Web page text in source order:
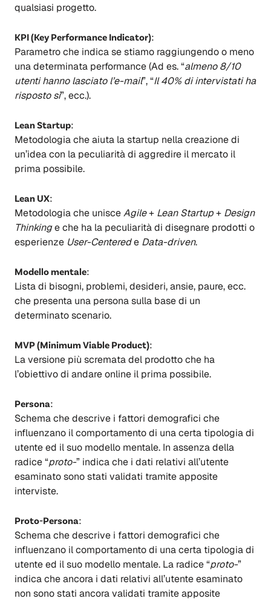
qualsiasi progetto.
KPI (Key Performance Indicator):
Parametro che indica se stiamo raggiungendo o meno
una determinata performance (Ad es. “almeno 8/10
utenti hanno lasciato l’e-mail”, “Il 40% di intervistati ha
risposto sì”, ecc.).
Lean Startup:
Metodologia che aiuta la startup nella creazione di
un’idea con la peculiarità di aggredire il mercato il
prima possibile.
Lean UX:
Metodologia che unisceAgile+ Lean Startup+ Design
Thinkinge che ha la peculiarità di disegnare prodotti o
esperienze User-Centerede Data-driven.
Modello mentale:
Lista di bisogni, problemi, desideri, ansie, paure, ecc.
che presenta una persona sulla base di un
determinato scenario.
MVP (Minimum Viable Product):
La versione più scremata del prodotto che ha
l’obiettivo di andare online il prima possibile.
Persona:
Schema che descrive i fattori demografici che
influenzano il comportamento di una certa tipologia di
utente ed il suo modello mentale. In assenza della
radice “proto-” indica che i dati relativi all’utente
esaminato sono stati validati tramite apposite
interviste.
Proto-Persona:
Schema che descrive i fattori demografici che
influenzano il comportamento di una certa tipologia di
utente ed il suo modello mentale. La radice “proto-”
indica che ancora i dati relativi all’utente esaminato
non sono stati ancora validati tramite apposite